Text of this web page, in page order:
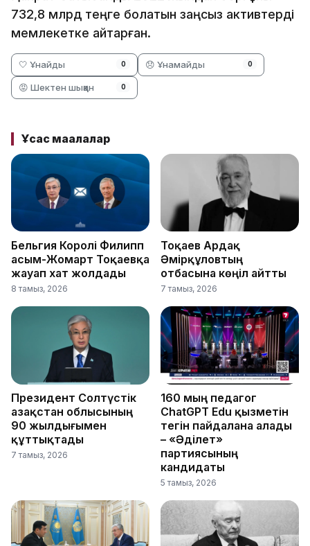
732,8 млрд теңге болатын заңсыз активтерді
мемлекетке қайтарған.
🤍 Ұнайды 0 😞 Ұнамайды 0
😡 Шектен шыққан 0
Ұқсас мақалалар
Бельгия Королі Филипп
Қасым-Жомарт Тоқаевқа
жауап хат жолдады
8 тамыз, 2026
Тоқаев Ардақ
Әмірқұловтың
отбасына көңіл айтты
7 тамыз, 2026
Президент Солтүстік
Қазақстан облысының
90 жылдығымен
құттықтады
7 тамыз, 2026
160 мың педагог
ChatGPT Edu қызметін
тегін пайдалана алады
– «Әділет»
партиясының
кандидаты
5 тамыз, 2026